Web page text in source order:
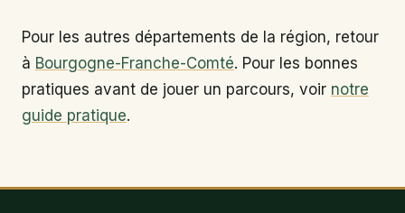
Pour les autres départements de la région, retour
à Bourgogne-Franche-Comté. Pour les bonnes
pratiques avant de jouer un parcours, voir notre
guide pratique.